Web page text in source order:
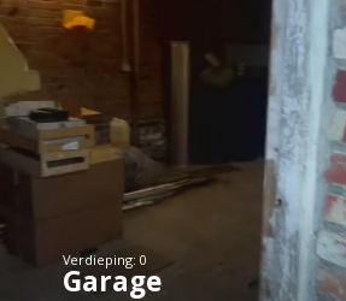
Verdieping: 0
Garage